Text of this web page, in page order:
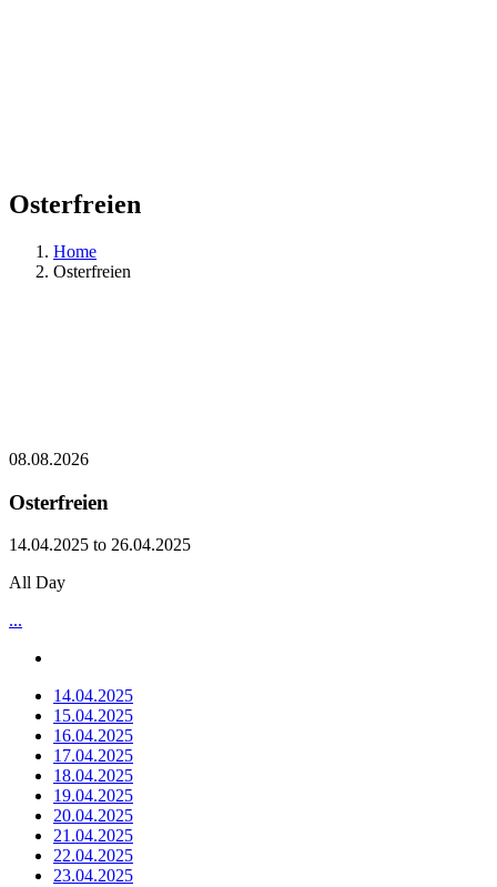
Osterfreien
Home
Osterfreien
08.08.2026
Osterfreien
14.04.2025 to 26.04.2025
All Day
...
14.04.2025
15.04.2025
16.04.2025
17.04.2025
18.04.2025
19.04.2025
20.04.2025
21.04.2025
22.04.2025
23.04.2025